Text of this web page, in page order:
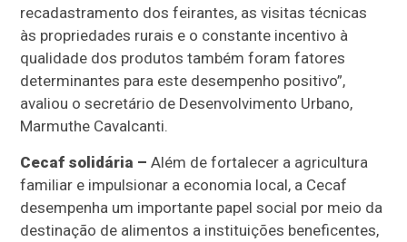
recadastramento dos feirantes, as visitas técnicas
às propriedades rurais e o constante incentivo à
qualidade dos produtos também foram fatores
determinantes para este desempenho positivo”,
avaliou o secretário de Desenvolvimento Urbano,
Marmuthe Cavalcanti.
Cecaf solidária – Além de fortalecer a agricultura
familiar e impulsionar a economia local, a Cecaf
desempenha um importante papel social por meio da
destinação de alimentos a instituições beneficentes,